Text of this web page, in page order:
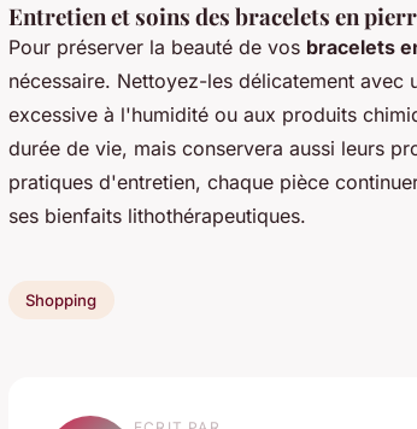
Entretien et soins des bracelets en
Pour préserver la beauté de vos bracelets
nécessaire. Nettoyez-les délicatement
excessive à l'humidité ou aux produits
durée de vie, mais conservera aussi leurs
pratiques d'entretien, chaque pièce
ses bienfaits lithothérapeutiques.
Shopping